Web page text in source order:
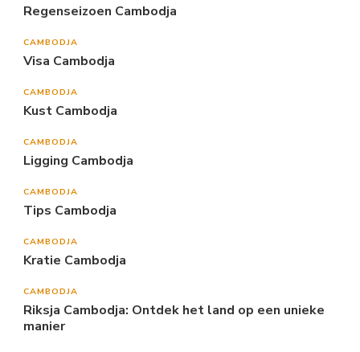
Regenseizoen Cambodja
CAMBODJA
Visa Cambodja
CAMBODJA
Kust Cambodja
CAMBODJA
Ligging Cambodja
CAMBODJA
Tips Cambodja
CAMBODJA
Kratie Cambodja
CAMBODJA
Riksja Cambodja: Ontdek het land op een unieke
manier